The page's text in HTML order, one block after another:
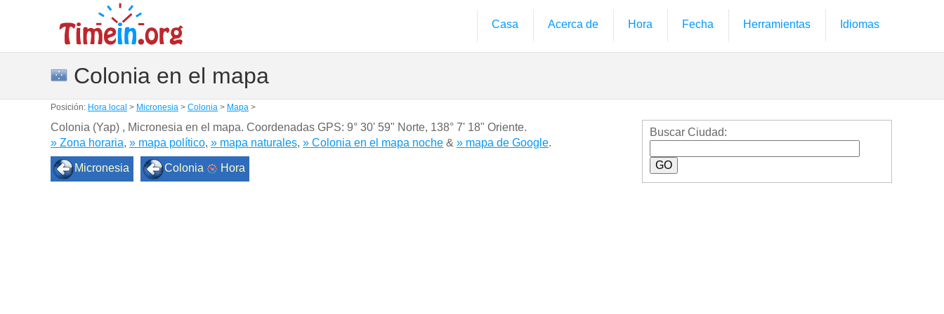
Casa Acerca de Hora Fecha Herramientas Idiomas
Colonia en el mapa
Posición: Hora local > Micronesia > Colonia > Mapa >
Colonia (Yap) , Micronesia en el mapa. Coordenadas GPS: 9° 30' 59" Norte, 138° 7' 18" Oriente.
» Zona horaria, » mapa político, » mapa naturales, » Colonia en el mapa noche & » mapa de Google.
Micronesia Colonia Hora
Buscar Ciudad: